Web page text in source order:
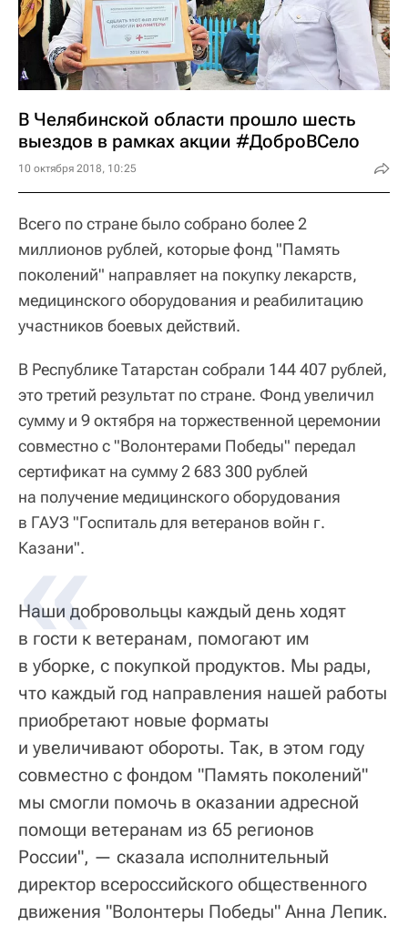
В Челябинской области прошло шесть
выездов в рамках акции #ДоброВСело
10 октября 2018, 10:25
Всего по стране было собрано более 2
миллионов рублей, которые фонд "Память
поколений" направляет на покупку лекарств,
медицинского оборудования и реабилитацию
участников боевых действий.
В Республике Татарстан собрали 144 407 рублей,
это третий результат по стране. Фонд увеличил
сумму и 9 октября на торжественной церемонии
совместно с "Волонтерами Победы" передал
сертификат на сумму 2 683 300 рублей
на получение медицинского оборудования
в ГАУЗ "Госпиталь для ветеранов войн г.
Казани".
Наши добровольцы каждый день ходят
в гости к ветеранам, помогают им
в уборке, с покупкой продуктов. Мы рады,
что каждый год направления нашей работы
приобретают новые форматы
и увеличивают обороты. Так, в этом году
совместно с фондом "Память поколений"
мы смогли помочь в оказании адресной
помощи ветеранам из 65 регионов
России", — сказала исполнительный
директор всероссийского общественного
движения "Волонтеры Победы" Анна Лепик.